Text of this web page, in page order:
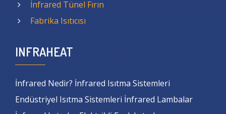
İnfrared Tünel Fırın
Fabrika Isıtıcısı
INFRAHEAT
İnfrared Nedir? İnfrared Isıtma Sistemleri
Endüstriyel Isıtma Sistemleri İnfrared Lambalar